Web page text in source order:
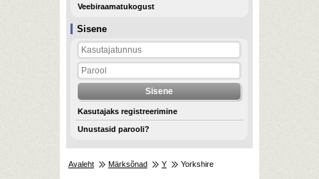
Sisene
Kasutajaks registreerimine
Unustasid parooli?
Veebiraamatukogust
Avaleht Märksõnad Y Yorkshire